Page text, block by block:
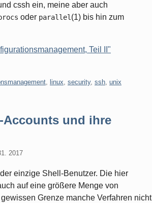
cssh ein, meine aber auch
oder parallel(1) bis hin zum
Teil II"
, linux, security, ssh, unix
Accounts und ihre
2017
einzige Shell-Benutzer. Die hier
auf eine größere Menge von
Grenze manche Verfahren nicht